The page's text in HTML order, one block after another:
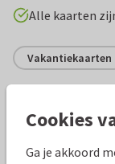
Alle kaarten
Vakantiekaarten
Cookies
Ga je akkoord